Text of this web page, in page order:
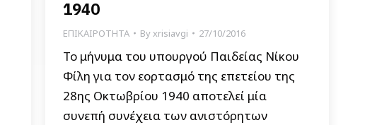
1940
ΕΠΙΚΑΙΡΟΤΗΤΑ Byxrisiavgi 27/10/2016
Το μήνυμα του υπουργού Παιδείας Νίκου
Φίλη για τον εορτασμό της επετείου της
28ης Οκτωβρίου 1940 αποτελεί μία
συνεπή συνέχεια των ανιστόρητων